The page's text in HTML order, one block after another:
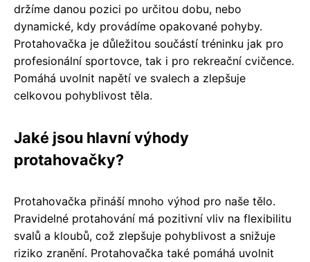
držíme danou pozici po určitou dobu, nebo
dynamické, kdy provádíme opakované pohyby.
Protahovačka je důležitou součástí tréninku jak pro
profesionální sportovce, tak i pro rekreační cvičence.
Pomáhá uvolnit napětí ve svalech a zlepšuje
celkovou pohyblivost těla.
Jaké jsou hlavní výhody
protahovačky?
Protahovačka přináší mnoho výhod pro naše tělo.
Pravidelné protahování má pozitivní vliv na flexibilitu
svalů a kloubů, což zlepšuje pohyblivost a snižuje
riziko zranění. Protahovačka také pomáhá uvolnit